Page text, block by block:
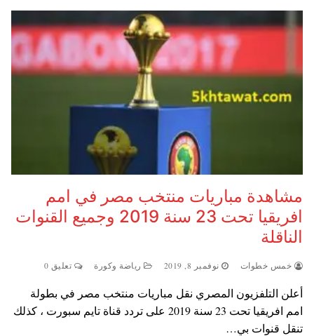
مشاهدة مباريات منتخب مصر في امم
افريقيا تحت 23 سنة 2019 وجميع القنوات
الناقلة
خمس خطوات نوفمبر 8, 2019 رياضة وكورة تعليق 0
أعلن التلفزيون المصري نقل مباريات منتخب مصر في بطولة
امم افريقيا تحت 23 سنة 2019 على تردد قناة تايم سبورت ، كذلك
تنقل قنوات بي…